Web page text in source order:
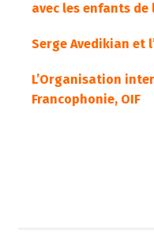
avec les enfants de
Serge Avedikian et
L’Organisation
Francophonie, OIF